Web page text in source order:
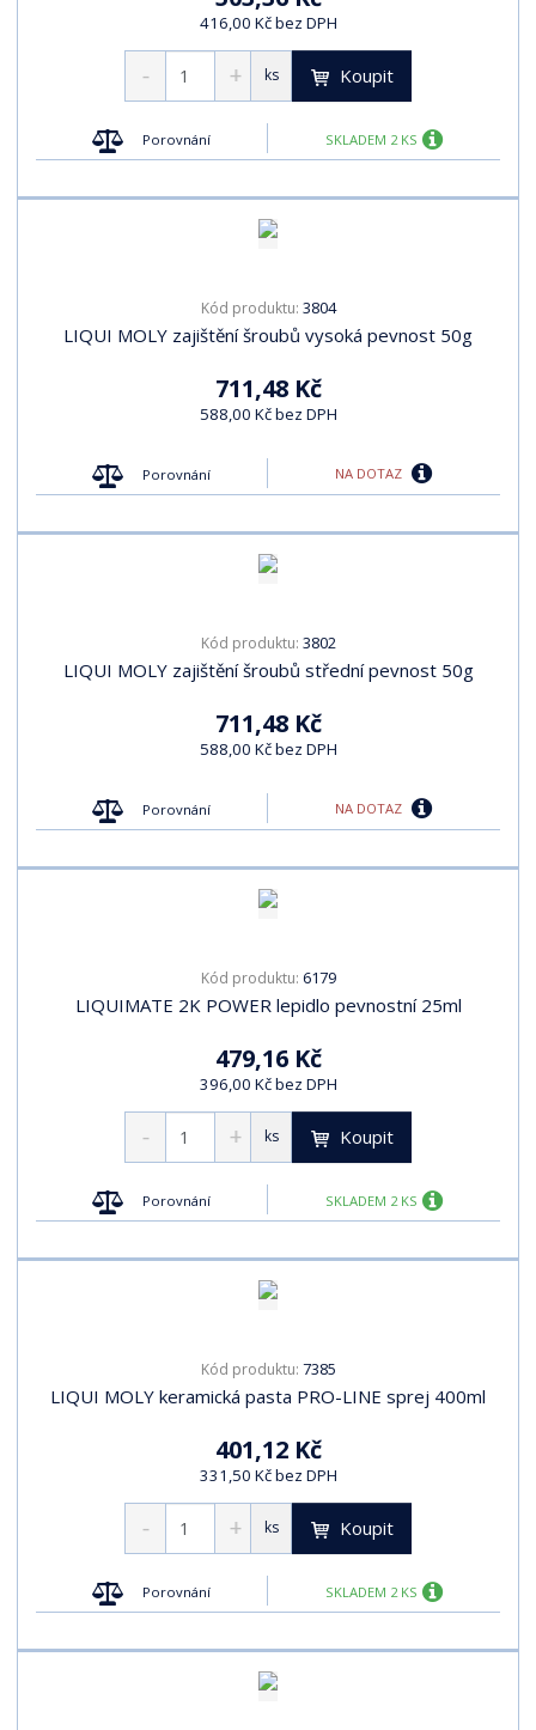
416,00 Kč bez DPH
ks Koupit
Porovnání SKLADEM 2 KS
Kód produktu: 3804
LIQUI MOLY zajištění šroubů vysoká pevnost 50g
711,48 Kč
588,00 Kč bez DPH
Porovnání NA DOTAZ
Kód produktu: 3802
LIQUI MOLY zajištění šroubů střední pevnost 50g
711,48 Kč
588,00 Kč bez DPH
Porovnání NA DOTAZ
Kód produktu: 6179
LIQUIMATE 2K POWER lepidlo pevnostní 25ml
479,16 Kč
396,00 Kč bez DPH
ks Koupit
Porovnání SKLADEM 2 KS
Kód produktu: 7385
LIQUI MOLY keramická pasta PRO-LINE sprej 400ml
401,12 Kč
331,50 Kč bez DPH
ks Koupit
Porovnání SKLADEM 2 KS